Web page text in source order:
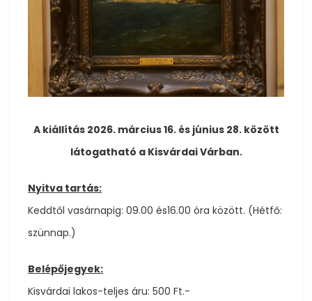
A kiállítás 2026. március 16. és június 28. között
látogatható a Kisvárdai Várban.
Nyitva tartás:
Keddtől vasárnapig: 09.00 és16.00 óra között. (Hétfő:
szünnap.)
Belépőjegyek:
Kisvárdai lakos-teljes áru: 500 Ft.-